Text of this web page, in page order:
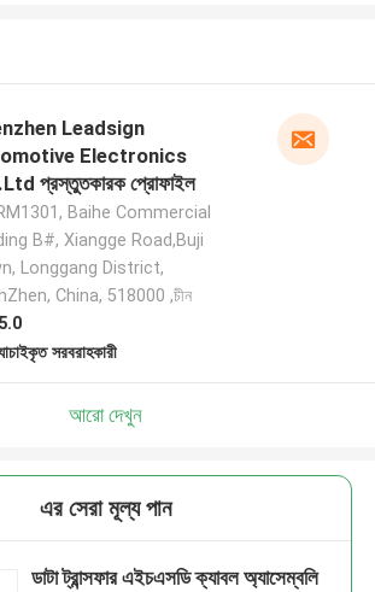
Leadsign
Electronics
প্রস্তুতকারক প্রোফাইল
Baihe Commercial
B#, Xiangge Road,Buji
Longgang District,
China, 518000 ,চীন
5.0
সরবরাহকারী
আরো দেখুন
এর সেরা মূল্য পান
ডাটা ট্রান্সফার এইচএসডি ক্যাবল অ্যাসেম্বলি